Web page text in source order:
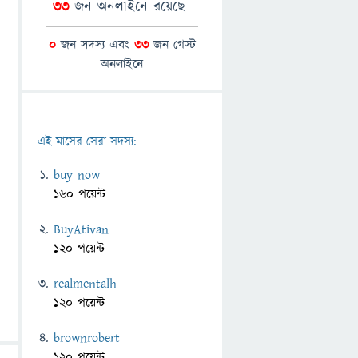
33জন অনলাইনে রয়েছে
0জন সদস্য এবং 33জন গেস্ট
অনলাইনে
এই মাসের সেরা সদস্য:
buy now
160 পয়েন্ট
BuyAtivan
120 পয়েন্ট
realmentalh
120 পয়েন্ট
brownrobert